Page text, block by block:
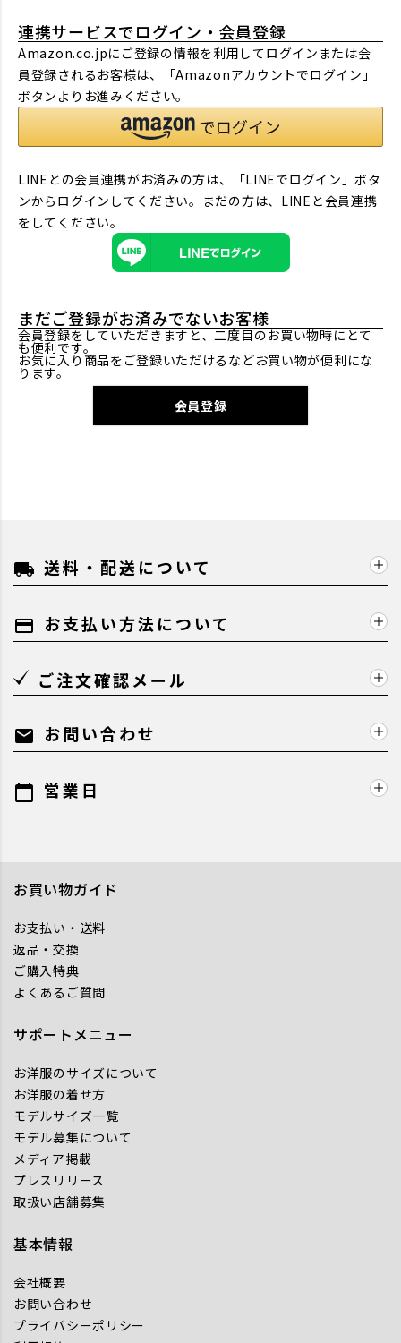
連携サービスでログイン・会員登録
Amazon.co.jpにご登録の情報を利用してログインまたは会
員登録されるお客様は、「Amazonアカウントでログイン」
ボタンよりお進みください。
LINEとの会員連携がお済みの方は、「LINEでログイン」ボタ
ンからログインしてください。まだの方は、 LINEと会員連携
をしてください。
まだご登録がお済みでないお客様
会員登録をしていただきますと、二度目のお買い物時にとて
も便利です。
お気に入り商品をご登録いただけるなどお買い物が便利にな
ります。
会員登録
local_shipping 送料・配送について
payment お支払い方法について
ご注文確認メール
mail お問い合わせ
calendar_today 営業日
お買い物ガイド
お支払い・送料
返品・交換
ご購入特典
よくあるご質問
サポートメニュー
お洋服のサイズについて
お洋服の着せ方
モデルサイズ一覧
モデル募集について
メディア掲載
プレスリリース
取扱い店舗募集
基本情報
会社概要
お問い合わせ
プライバシーポリシー